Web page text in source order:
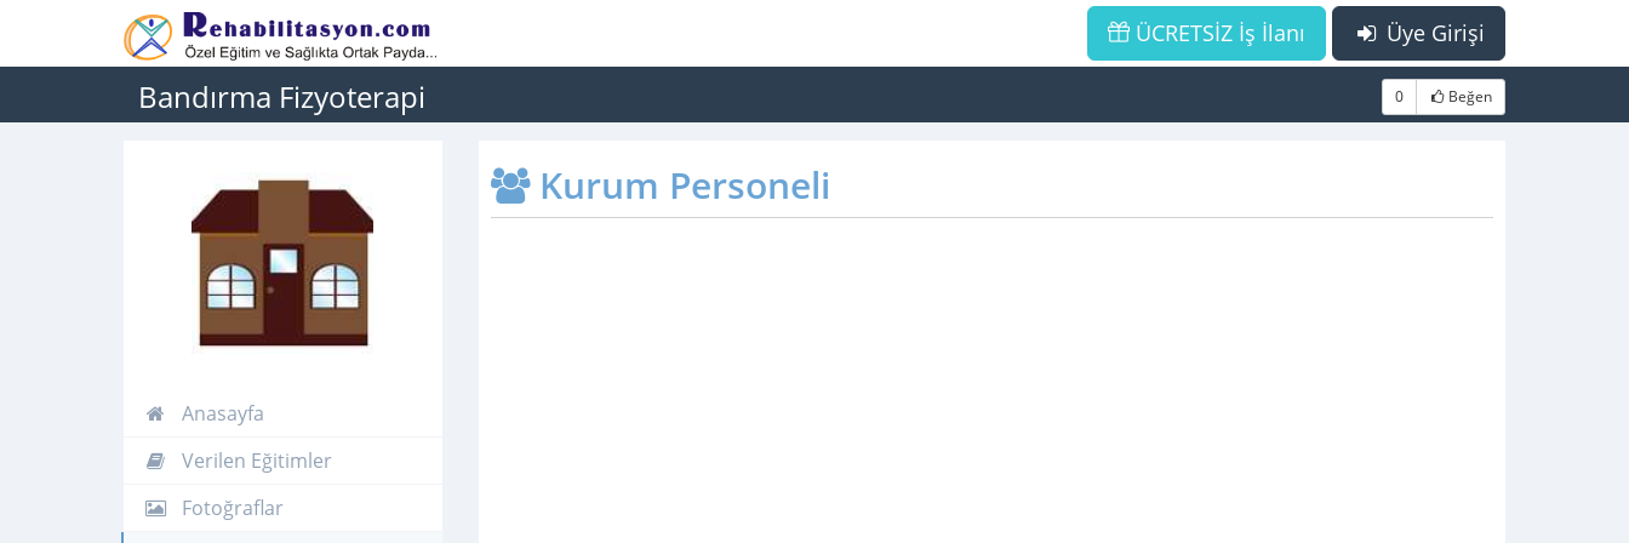
Üye Girişi
ÜCRETSİZ İş İlanı
Bandırma Fizyoterapi 0 Beğen
Anasayfa
Verilen Eğitimler
Fotoğraflar
Kurum Personeli